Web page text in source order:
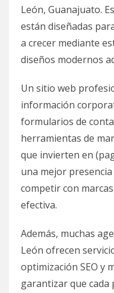
León, Guanajuato.
están diseñadas
a crecer mediante
diseños modernos
Un sitio web
información
formularios de
herramientas de
que invierten en
una mejor
competir con
efectiva.
Además, muchas
León ofrecen
optimización SEO y
garantizar que cada